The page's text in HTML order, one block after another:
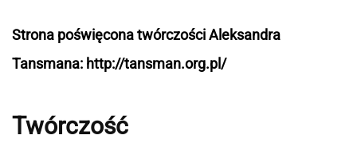
Strona poświęcona twórczości Aleksandra
Tansmana: http://tansman.org.pl/
Twórczość